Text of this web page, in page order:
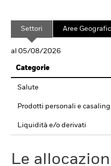
Settori Aree
al 05/08/2026
Categorie
Salute
Prodotti personali e
Liquidità e/o derivati
Le